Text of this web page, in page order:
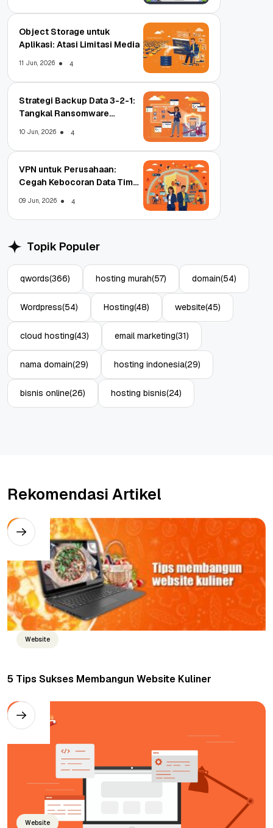
Object Storage untuk
Aplikasi: Atasi Limitasi Media
11 Jun, 2026 4
Strategi Backup Data 3-2-1:
Tangkal Ransomware
10 Jun, 2026 4
VPN untuk Perusahaan:
Cegah Kebocoran Data Tim
09 Jun, 2026 4
Topik Populer
qwords(366) hosting murah(57) domain(54)
Wordpress(54) Hosting(48) website(45)
cloud hosting(43) email marketing(31)
nama domain(29) hosting indonesia(29)
bisnis online(26) hosting bisnis(24)
Rekomendasi Artikel
Website
5 Tips Sukses Membangun Website Kuliner
Website